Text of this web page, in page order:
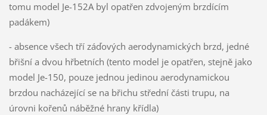
tomu model Je-152A byl opatřen zdvojeným brzdícím
padákem)
- absence všech tří záďových aerodynamických brzd, jedné
břišní a dvou hřbetních (tento model je opatřen, stejně jako
model Je-150, pouze jednou jedinou aerodynamickou
brzdou nacházející se na břichu střední části trupu, na
úrovni kořenů náběžné hrany křídla)